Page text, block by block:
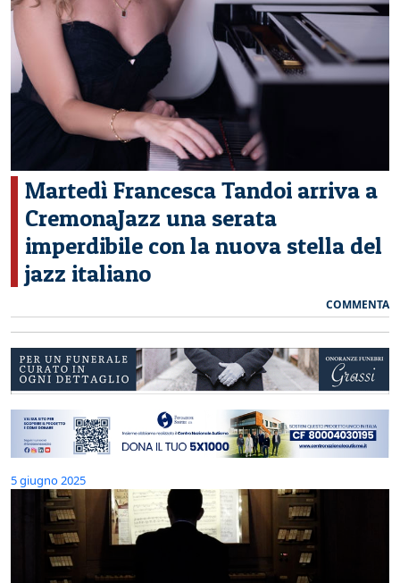
CERCA
Martedì Francesca Tandoi arriva a
CremonaJazz una serata
imperdibile con la nuova stella del
jazz italiano
COMMENTA
5 giugno 2025